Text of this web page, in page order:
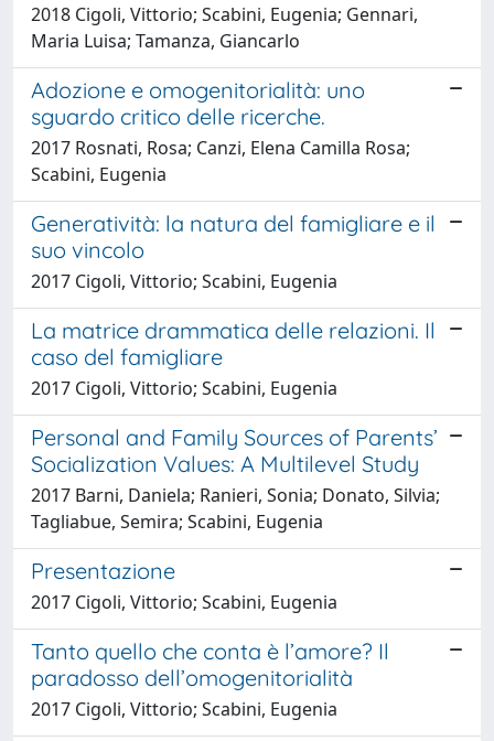
2018 Cigoli, Vittorio; Scabini, Eugenia; Gennari,
Maria Luisa; Tamanza, Giancarlo
Adozione e omogenitorialità: uno
sguardo critico delle ricerche.
2017 Rosnati, Rosa; Canzi, Elena Camilla Rosa;
Scabini, Eugenia
Generatività: la natura del famigliare e il
suo vincolo
2017 Cigoli, Vittorio; Scabini, Eugenia
La matrice drammatica delle relazioni. Il
caso del famigliare
2017 Cigoli, Vittorio; Scabini, Eugenia
Personal and Family Sources of Parents’
Socialization Values: A Multilevel Study
2017 Barni, Daniela; Ranieri, Sonia; Donato, Silvia;
Tagliabue, Semira; Scabini, Eugenia
Presentazione
2017 Cigoli, Vittorio; Scabini, Eugenia
Tanto quello che conta è l’amore? Il
paradosso dell’omogenitorialità
2017 Cigoli, Vittorio; Scabini, Eugenia